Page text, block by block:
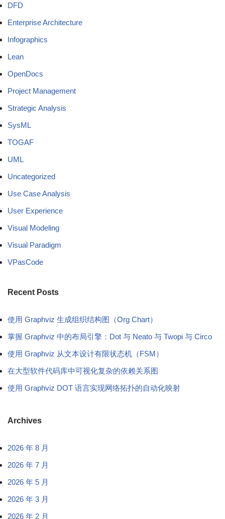
DFD
Enterprise Architecture
Infographics
Lean
OpenDocs
Project Management
Strategic Analysis
SysML
TOGAF
UML
Uncategorized
Use Case Analysis
User Experience
Visual Modeling
Visual Paradigm
VPasCode
Recent Posts
使用 Graphviz 生成组织结构图（Org Chart）
掌握 Graphviz 中的布局引擎：Dot 与 Neato 与 Twopi 与 Circo
使用 Graphviz 从文本设计有限状态机（FSM）
在大型软件代码库中可视化复杂的依赖关系图
使用 Graphviz DOT 语言实现网络拓扑的自动化映射
Archives
2026 年 8 月
2026 年 7 月
2026 年 5 月
2026 年 3 月
2026 年 2 月